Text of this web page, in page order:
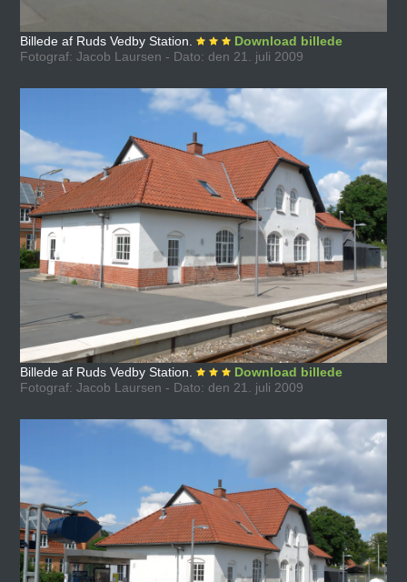
Billede af Ruds Vedby Station.
Download billede
Fotograf: Jacob Laursen - Dato: den 21. juli 2009
Billede af Ruds Vedby Station.
Download billede
Fotograf: Jacob Laursen - Dato: den 21. juli 2009